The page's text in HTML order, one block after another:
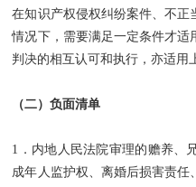
在知识产权侵权纠纷案件、不正
情况下，需要满足一定条件才适
判决的相互认可和执行，亦适用
（二）负面清单
1．内地人民法院审理的赡养、
成年人监护权、离婚后损害责任